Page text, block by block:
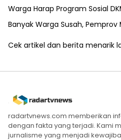
Warga Harap Program Sosial
Banyak Warga Susah, Pemprov
Cek artikel dan berita menarik
radartvnews.com memberikan
dengan fakta yang terjadi. Kami
jurnalisme yang menjadi